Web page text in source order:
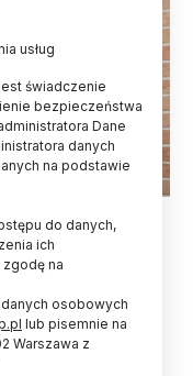
z
z godzeniem
ale odwlekają
zdobędą
pomagają
usług
świadczenie
bezpieczeństwa
Dane
danych
na podstawie
do danych,
ich
na
osobowych
lub pisemnie na
Warszawa z